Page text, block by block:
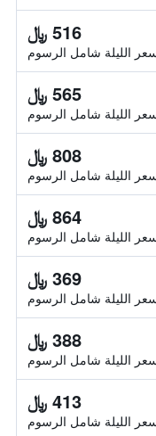
516 ﷼
الليلة شامل الرسوم
565 ﷼
الليلة شامل الرسوم
808 ﷼
الليلة شامل الرسوم
864 ﷼
الليلة شامل الرسوم
369 ﷼
الليلة شامل الرسوم
388 ﷼
الليلة شامل الرسوم
413 ﷼
الليلة شامل الرسوم